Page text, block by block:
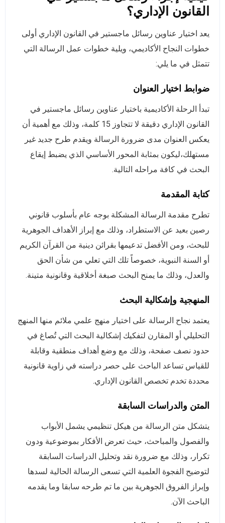
القانون الإداري؟
يعد اختيار عناوين رسائل ماجستير في القانون الإداري أولى
خطوات النجاح الأكاديمي، ويلية خطوات عمل الرسالة التي
تتمثل في ما يلي:
ضوابط اختيار العنوان
تبدأ الرحلة الأكاديمية باختيار عناوين رسائل ماجستير في
القانون الإداري دقيقة لا تتجاوز 15 كلمة، وذلك مع أهمية أن
يعكس العنوان مدى ضرورة الرسالة ويقدم طرح جديد غير
مستهلك،ليكون بمثابة المحور الأساسي الذي يضبط إيقاع
البحث في كافة مراحله التالية.
كتابة المقدمة
تطرح مقدمة الرسالة المشكلة بوجه عام بأسلوب قانوني
رصين بعيد عن الاستطراد، وذلك مع إبراز الأهداف الجوهرية
للبحث، ومن الأفضل تدعيمها بقرائن دينية من القرآن الكريم
أو السنة النبوية، خصوصاً تلك التي تعلي من شأن الحق
والعدل، وذلك ما يمنح البحث صبغة أخلاقية وقانونية متينة.
المنهجية وإشكالية البحث
يعتمد نجاح الرسالة على اختيار منهج علمي ملائم منها المنهج
التحليلي أو المقارن لتفكيك إشكالية البحث التي تُصاغ في
حدود نصف صفحة، وذلك مع وضع أهداف منطقية وقابلة
للقياس تساعد الباحث على حصر دراسته في زاوية قانونية
محددة تخدم تخصص القانون الإداري.
المتن والدراسات السابقة
يتشكل متن الرسالة من هيكل تنظيمي يشمل الأبواب
والفصول والمباحث، حيث تعرض الأفكار بموضوعية ودون
تكرار، وذلك مع ضرورة نقد وتحليل الدراسات السابقة
لتوضيح الفجوة العلمية التي تسعى الرسالة الحالية لسدها
وإبراز الفروق الجوهرية بين ما تم طرحه سابقا وما يقدمه
الباحث الآن.